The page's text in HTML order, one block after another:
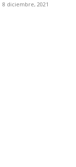
8 diciembre, 2021